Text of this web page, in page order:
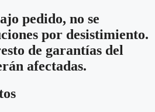
pedido, no se
por desistimiento.
de garantías del
afectadas.